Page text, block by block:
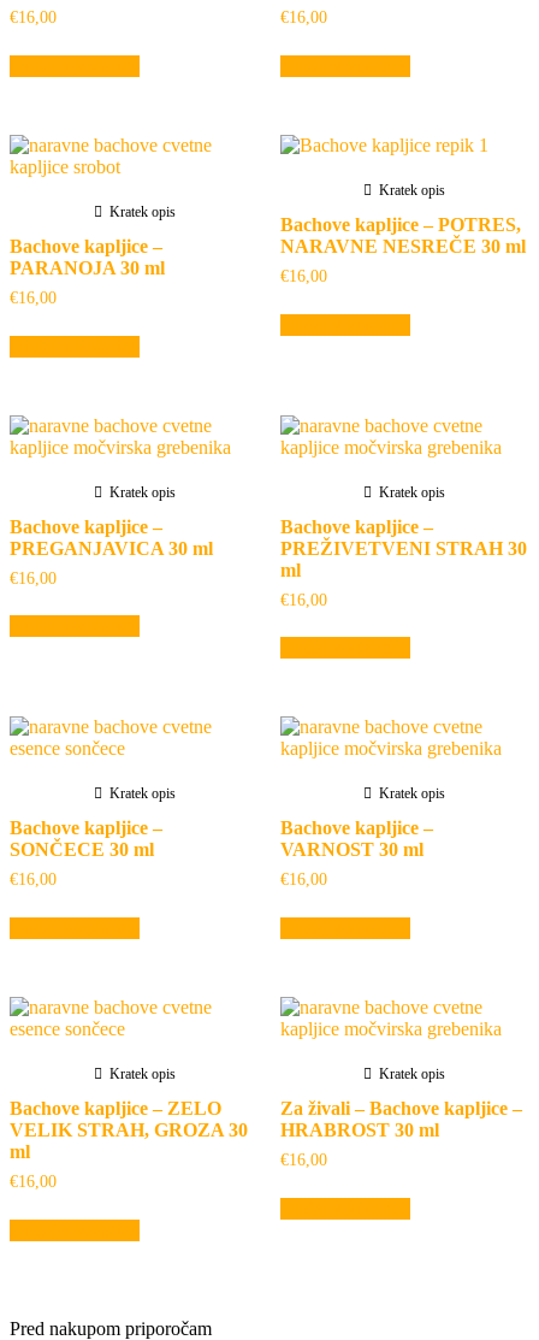
€16,00 €16,00
Kratek opis
Bachove kapljice –
PARANOJA 30 ml
€16,00
Kratek opis
Bachove kapljice – POTRES,
NARAVNE NESREČE 30 ml
€16,00
Kratek opis
Bachove kapljice –
PREGANJAVICA 30 ml
€16,00
Kratek opis
Bachove kapljice –
PREŽIVETVENI STRAH 30
ml
€16,00
Kratek opis
Bachove kapljice –
SONČECE 30 ml
€16,00
Kratek opis
Bachove kapljice –
VARNOST 30 ml
€16,00
Kratek opis
Bachove kapljice – ZELO
VELIK STRAH, GROZA 30
ml
€16,00
Kratek opis
Za živali – Bachove kapljice –
HRABROST 30 ml
€16,00
Pred nakupom priporočam